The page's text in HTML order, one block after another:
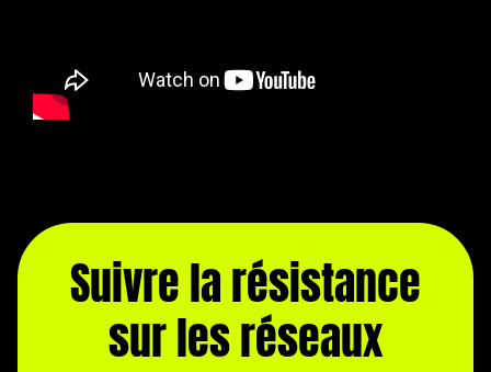
Suivre la résistance
sur les réseaux